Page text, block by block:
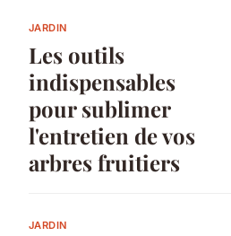
JARDIN
Les outils
indispensables
pour sublimer
l'entretien de vos
arbres fruitiers
JARDIN